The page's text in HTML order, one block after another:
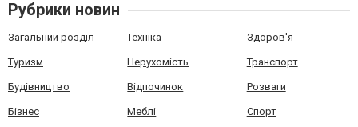
Рубрики новин
Загальний розділ Техніка Здоров'я
Туризм Нерухомість Транспорт
Будівництво Відпочинок Розваги
Бізнес Меблі Спорт